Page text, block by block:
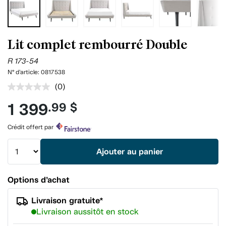
Lit complet rembourré Double
R 173-54
N° d'article: 0817538
Aucune
pour
ce
produit.
Lien
vers
page.
(0)
1 399.99 $
Crédit offert par
Ajouter au panier
Options d’achat
Livraison gratuite*
Livraison aussitôt en stock